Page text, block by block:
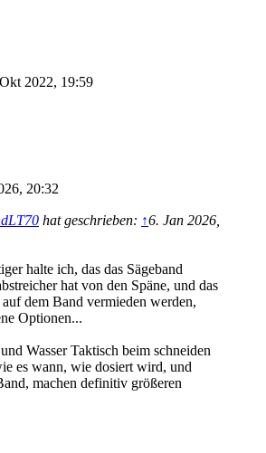
2022, 19:59
20:32
hat geschrieben: ↑6. Jan 2026,
halte ich, das das Sägeband
hat von den Späne, und das
dem Band vermieden werden,
Optionen...
Wasser Taktisch beim schneiden
es wann, wie dosiert wird, und
machen definitiv größeren